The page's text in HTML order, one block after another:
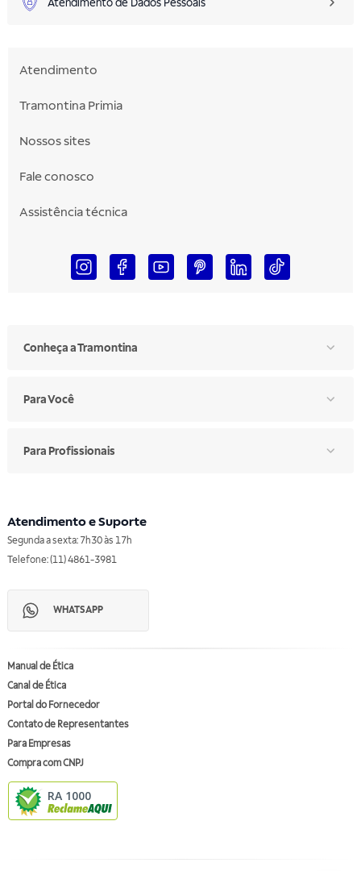
Atendimento de Dados Pessoais
Atendimento
Tramontina Primia
Nossos sites
Fale conosco
Assistência técnica
Conheça a Tramontina
Para Você
Para Profissionais
Atendimento e Suporte
Segunda a sexta: 7h30 às 17h
Telefone: (11) 4861-3981
WHATSAPP
Manual de Ética
Canal de Ética
Portal do Fornecedor
Contato de Representantes
Para Empresas
Compra com CNPJ
RA 1000